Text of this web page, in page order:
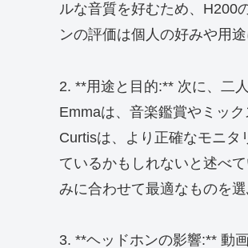
ルな音質を好むため、H200
ンの評価は個人の好みや用
2. **用途と目的:** 次に、二
Emmaは、音楽鑑賞やミッ
Curtisは、より正確なモニタ
ているかもしれないと述べ
みに合わせて最適なものを
3. **ヘッドホンの影響:** 動